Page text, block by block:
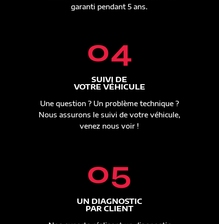
garanti pendant 5 ans.
04
SUIVI DE
VOTRE VÉHICULE
Une question ? Un problème technique ?
Nous assurons le suivi de votre véhicule,
venez nous voir !
05
UN DIAGNOSTIC
PAR CLIENT